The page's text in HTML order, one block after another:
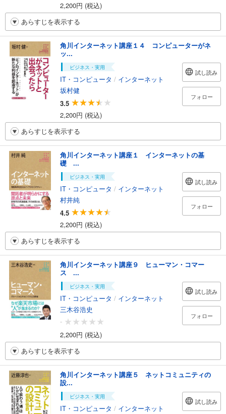
2,200円 (税込)
あらすじを表示する
角川インターネット講座１４ コンピューターがネ
ッ...
ビジネス・実用
IT・コンピュータ / インターネット
坂村健
3.5
2,200円 (税込)
試し読み
フォロー
あらすじを表示する
角川インターネット講座１ インターネットの基
礎 ...
ビジネス・実用
IT・コンピュータ / インターネット
村井純
4.5
2,200円 (税込)
試し読み
フォロー
あらすじを表示する
角川インターネット講座９ ヒューマン・コマー
ス ...
ビジネス・実用
IT・コンピュータ / インターネット
三木谷浩史
-
2,200円 (税込)
試し読み
フォロー
あらすじを表示する
角川インターネット講座５ ネットコミュニティの
設...
ビジネス・実用
IT・コンピュータ / インターネット
試し読み